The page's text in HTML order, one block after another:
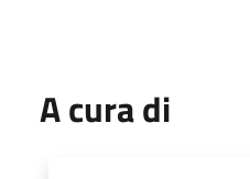
A cura di